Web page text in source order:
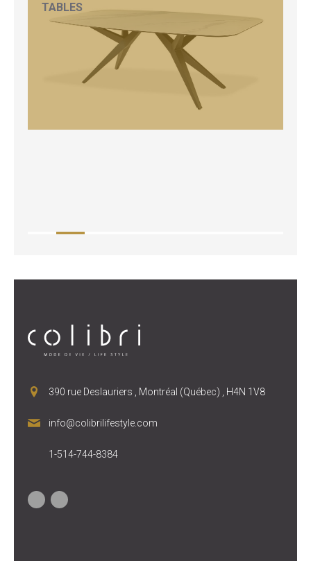
TABLES
390 rue Deslauriers , Montréal (Québec) , H4N 1V8
info@colibrilifestyle.com
1-514-744-8384